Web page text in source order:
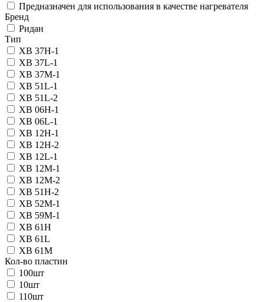
Предназначен для использования в качестве нагревателя
Бренд
Ридан
Тип
XB 37H-1
XB 37L-1
XB 37M-1
XB 51L-1
XB 51L-2
XB 06H-1
XB 06L-1
XB 12H-1
XB 12H-2
XB 12L-1
XB 12M-1
XB 12M-2
XB 51H-2
XB 52M-1
XB 59M-1
XB 61H
XB 61L
XB 61M
Кол-во пластин
100шт
10шт
110шт